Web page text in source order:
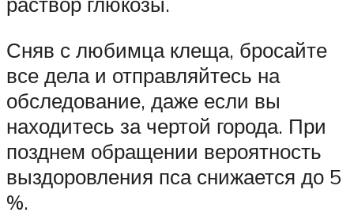
Сняв с любимца клеща, бросайте
все дела и отправляйтесь на
обследование, даже если вы
находитесь за чертой города. При
позднем обращении вероятность
выздоровления пса снижается до 5
%.